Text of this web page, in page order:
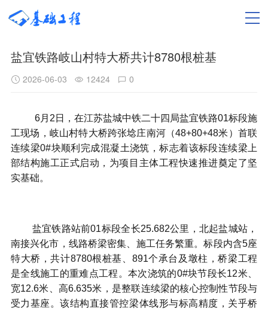
盐宜铁路岐山村特大桥共计8780根桩基
2026-06-03 12424 0
6月 2 日，在江苏盐城中铁二十四局盐宜铁路01标段施
工现场，岐山村特大桥跨张埝庄南河（48+80+48米）首联
连续梁0#块顺利完成混凝土浇筑，标志着该标段连续梁上
部结构施工正式启动，为项目主体工程快速推进奠定了坚
实基础。
盐宜铁路站前01标段全长25.682公里，北起盐城站，
南接兴化市，线路桥梁密集、施工任务繁重。标段内含5座
特大桥，共计8780根桩基、 891个承台及墩柱，桥梁工程
是全线施工的重难点工程。本次浇筑的0#块节段长12米、
宽12.6米、高6.635米，是整联连续梁的核心控制性节段与
受力基座。该结构直接管控梁体线形与标高精度，关乎桥